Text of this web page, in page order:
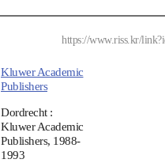
https://www.riss.kr/
Kluwer Academic
Publishers
Dordrecht :
Kluwer Academic
Publishers, 1988-
1993